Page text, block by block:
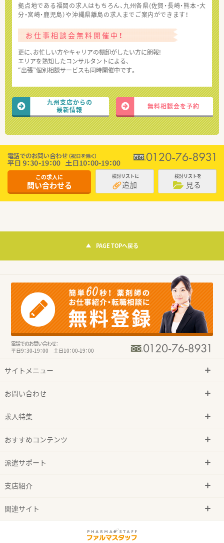
拠点地である福岡の求人はもちろん、九州各県(佐賀・長崎・熊本・大
分・宮崎・鹿児島）や沖縄県離島の求人までご案内ができます！
お仕事相談会無料開催中！
更に、お忙しい方やキャリアの棚卸がしたい方に朗報!
エリアを熟知したコンサルタントによる、
“出張”個別相談サービスも同時開催中です。
九州支店からの
最新情報
無料相談会を予約
この求人に
問い合わせる
検討リストに
追加
検討リストを
見る
PAGE TOPへ戻る
電話でのお問い合わせ：
平日9：30-19：00 土日10：00-19：00
サイトメニュー
お問い合わせ
求人特集
おすすめコンテンツ
派遣サポート
支店紹介
関連サイト